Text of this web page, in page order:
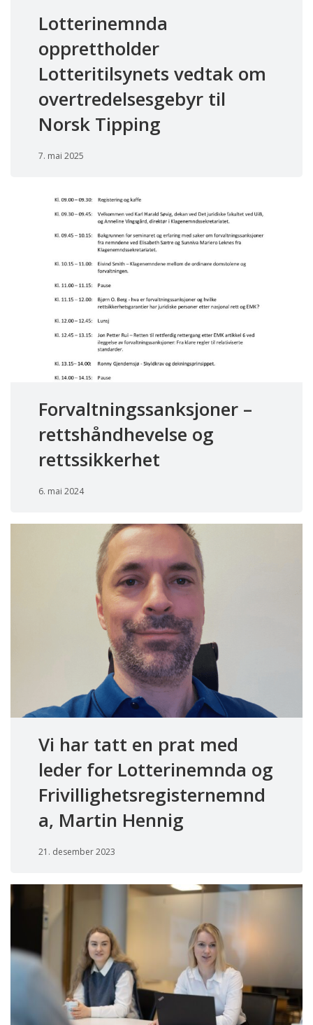
Lotterinemnda
opprettholder
Lotteritilsynets vedtak om
overtredelsesgebyr til
Norsk Tipping
7. mai 2025
Forvaltningssanksjoner –
rettshåndhevelse og
rettssikkerhet
6. mai 2024
Vi har tatt en prat med
leder for Lotterinemnda og
Frivillighetsregisternemnd
a, Martin Hennig
21. desember 2023